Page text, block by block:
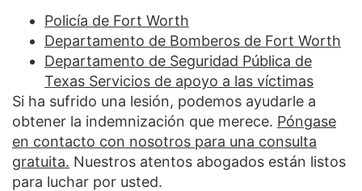
Policía de Fort Worth
Departamento de Bomberos de Fort Worth
Departamento de Seguridad Pública de
Texas Servicios de apoyo a las víctimas
Si ha sufrido una lesión, podemos ayudarle a
obtener la indemnización que merece. Póngase
en contacto con nosotros para una consulta
gratuita. Nuestros atentos abogados están listos
para luchar por usted.